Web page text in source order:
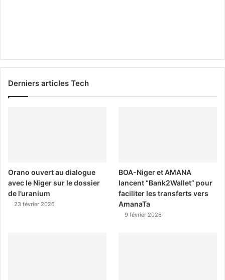
Derniers articles Tech
Orano ouvert au dialogue
avec le Niger sur le dossier
de l’uranium
23 février 2026
BOA-Niger et AMANA
lancent “Bank2Wallet” pour
faciliter les transferts vers
AmanaTa
9 février 2026